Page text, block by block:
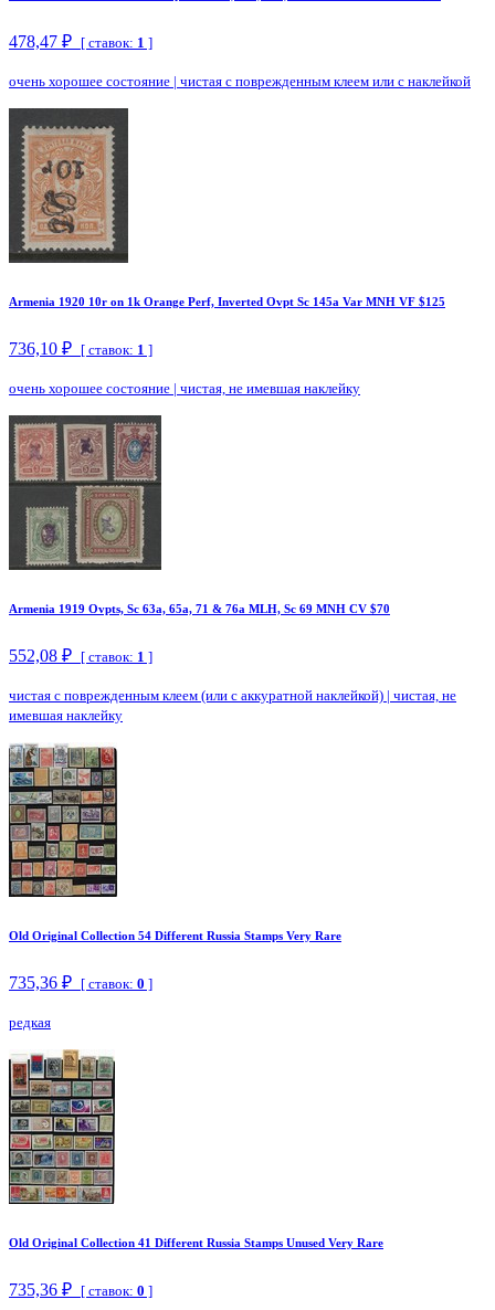
478,47 ₽ [ ставок: 1 ]
очень хорошее состояние | чистая с поврежденным клеем или с наклейкой
Armenia 1920 10r on 1k Orange Perf, Inverted Ovpt Sc 145a Var MNH VF $125
736,10 ₽ [ ставок: 1 ]
очень хорошее состояние | чистая, не имевшая наклейку
Armenia 1919 Ovpts, Sc 63a, 65a, 71 & 76a MLH, Sc 69 MNH CV $70
552,08 ₽ [ ставок: 1 ]
чистая с поврежденным клеем (или с аккуратной наклейкой) | чистая, не
имевшая наклейку
Old Original Collection 54 Different Russia Stamps Very Rare
735,36 ₽ [ ставок: 0 ]
редкая
Old Original Collection 41 Different Russia Stamps Unused Very Rare
735,36 ₽ [ ставок: 0 ]